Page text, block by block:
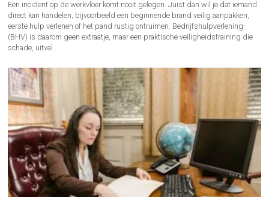
Een incident op de werkvloer komt nooit gelegen. Juist dan wil je dat iemand
direct kan handelen, bijvoorbeeld een beginnende brand veilig aanpakken,
eerste hulp verlenen of het pand rustig ontruimen. Bedrijfshulpverlening
(BHV) is daarom geen extraatje, maar een praktische veiligheidstraining die
schade, uitval…